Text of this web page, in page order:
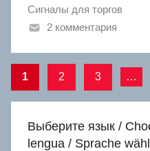
Сигналы для торгов
2 комментария
Навигация
по
записям
1 2 3 …
Выберите язык /
lengua / Sprache